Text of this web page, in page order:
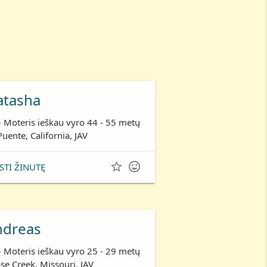
Moteris ieškau vyro 44 - 55 metų
California, JAV
ŽINUTĘ  
Moteris ieškau vyro 25 - 29 metų
Creek, Missouri, JAV